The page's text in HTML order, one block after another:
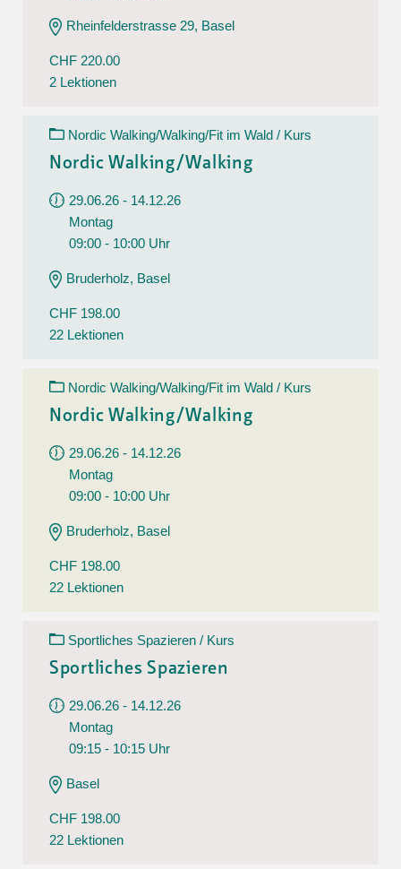
Rheinfelderstrasse 29, Basel
CHF 220.00
2 Lektionen
Nordic Walking/Walking/Fit im Wald / Kurs
Nordic Walking/Walking
29.06.26 - 14.12.26
Montag
09:00 - 10:00 Uhr
Bruderholz, Basel
CHF 198.00
22 Lektionen
Nordic Walking/Walking/Fit im Wald / Kurs
Nordic Walking/Walking
29.06.26 - 14.12.26
Montag
09:00 - 10:00 Uhr
Bruderholz, Basel
CHF 198.00
22 Lektionen
Sportliches Spazieren / Kurs
Sportliches Spazieren
29.06.26 - 14.12.26
Montag
09:15 - 10:15 Uhr
Basel
CHF 198.00
22 Lektionen